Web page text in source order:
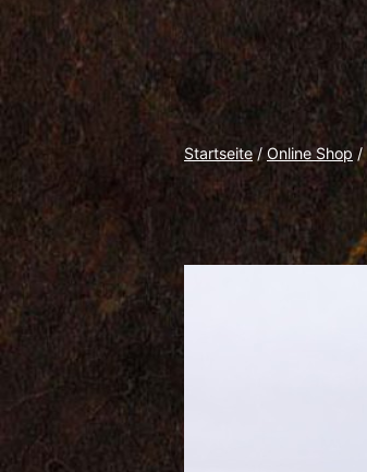
Metall
Startseite/ Online Shop /